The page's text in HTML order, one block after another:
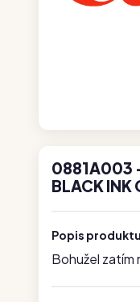
0881A003
BLACK INK
Popis produktu
Bohužel zatím